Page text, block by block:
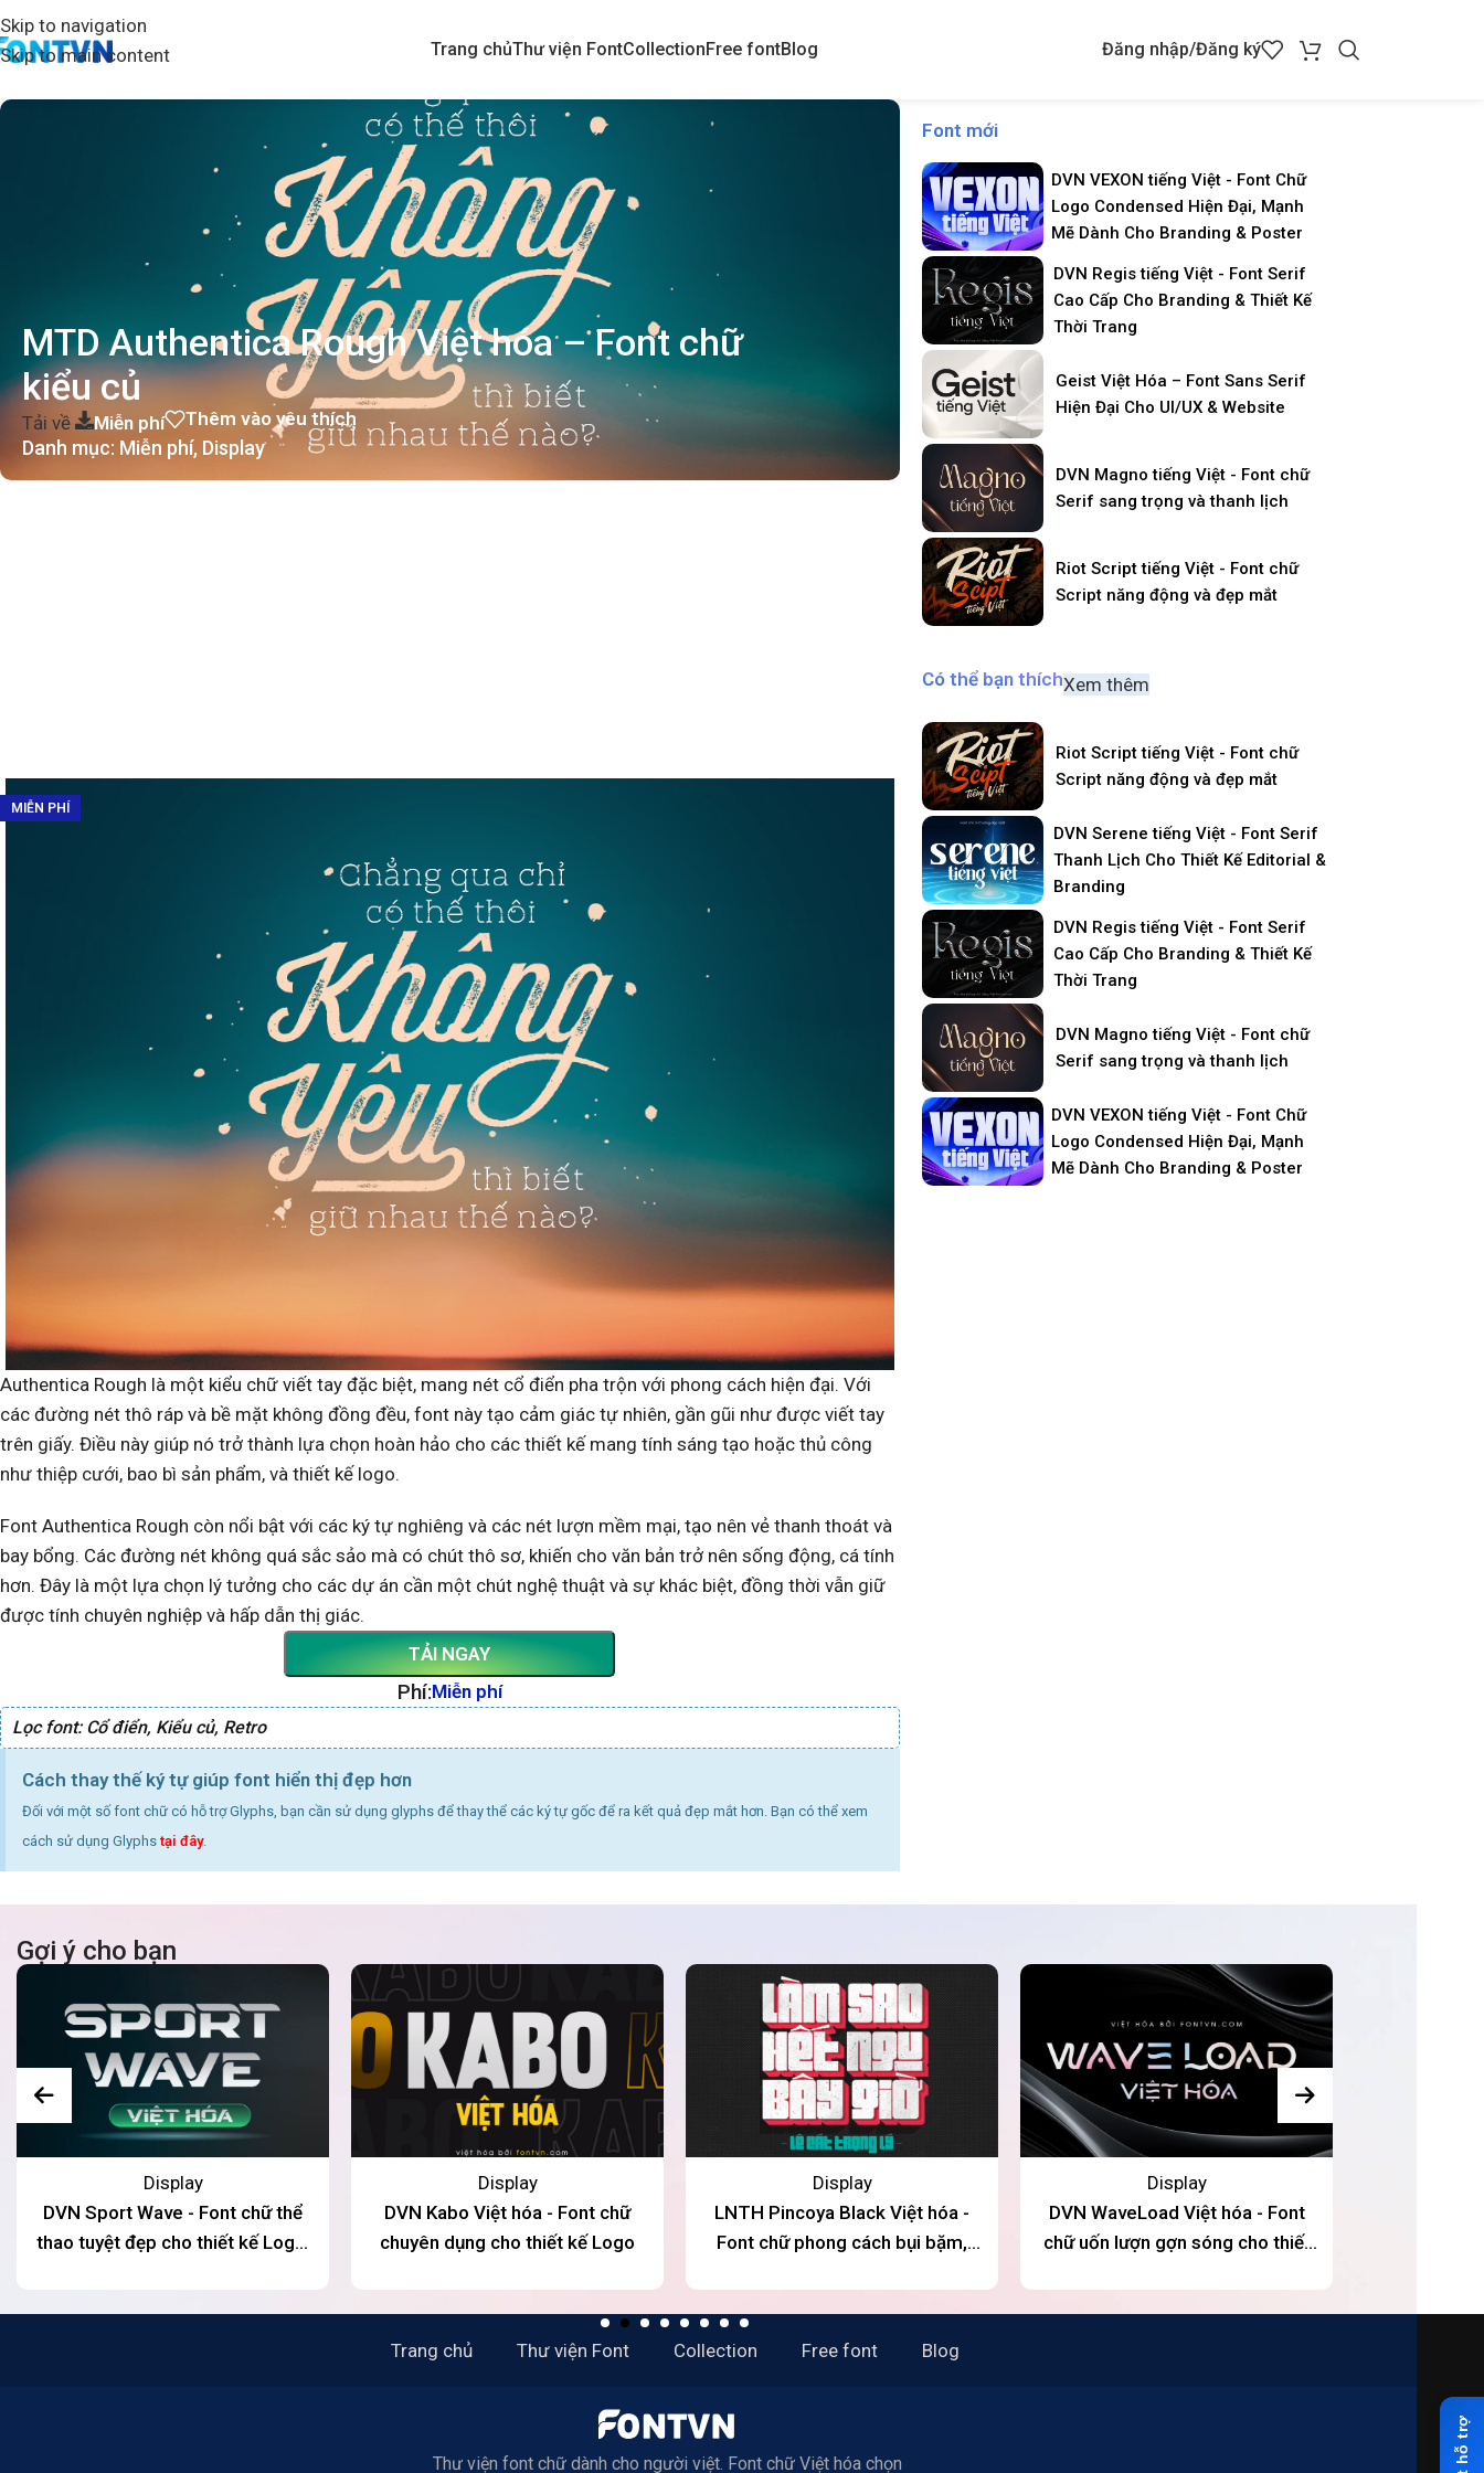
Skip to navigation
Skip to main content
Trang chủThư viện FontCollectionFree fontBlog Đăng nhập/Đăng ký
MTD Authentica Rough Việt hóa – Font chữ
kiểu củ
Tải về Miễn phí Thêm vào yêu thích
Danh mục: Miễn phí, Display
MIỄN PHÍ
Authentica Rough là một kiểu chữ viết tay đặc biệt, mang nét cổ điển pha trộn với phong cách hiện đại. Với
các đường nét thô ráp và bề mặt không đồng đều, font này tạo cảm giác tự nhiên, gần gũi như được viết tay
trên giấy. Điều này giúp nó trở thành lựa chọn hoàn hảo cho các thiết kế mang tính sáng tạo hoặc thủ công
như thiệp cưới, bao bì sản phẩm, và thiết kế logo.
Font Authentica Rough còn nổi bật với các ký tự nghiêng và các nét lượn mềm mại, tạo nên vẻ thanh thoát và
bay bổng. Các đường nét không quá sắc sảo mà có chút thô sơ, khiến cho văn bản trở nên sống động, cá tính
hơn. Đây là một lựa chọn lý tưởng cho các dự án cần một chút nghệ thuật và sự khác biệt, đồng thời vẫn giữ
được tính chuyên nghiệp và hấp dẫn thị giác.
TẢI NGAY
Phí:Miễn phí
Lọc font: Cổ điển, Kiểu củ, Retro
Cách thay thế ký tự giúp font hiển thị đẹp hơn
Đối với một số font chữ có hỗ trợ Glyphs, bạn cần sử dụng glyphs để thay thể các ký tự gốc để ra kết quả đẹp mắt hơn. Bạn có thể xem
cách sử dụng Glyphs tại đây.
Font mới
DVN VEXON tiếng Việt - Font Chữ
Logo Condensed Hiện Đại, Mạnh
Mẽ Dành Cho Branding & Poster
DVN Regis tiếng Việt - Font Serif
Cao Cấp Cho Branding & Thiết Kế
Thời Trang
Geist Việt Hóa – Font Sans Serif
Hiện Đại Cho UI/UX & Website
DVN Magno tiếng Việt - Font chữ
Serif sang trọng và thanh lịch
Riot Script tiếng Việt - Font chữ
Script năng động và đẹp mắt
Có thể bạn thíchXem thêm
Riot Script tiếng Việt - Font chữ
Script năng động và đẹp mắt
DVN Serene tiếng Việt - Font Serif
Thanh Lịch Cho Thiết Kế Editorial &
Branding
DVN Regis tiếng Việt - Font Serif
Cao Cấp Cho Branding & Thiết Kế
Thời Trang
DVN Magno tiếng Việt - Font chữ
Serif sang trọng và thanh lịch
DVN VEXON tiếng Việt - Font Chữ
Logo Condensed Hiện Đại, Mạnh
Mẽ Dành Cho Branding & Poster
Gợi ý cho bạn
Display
DVN Sport Wave - Font chữ thể
thao tuyệt đẹp cho thiết kế Logo,
Display
DVN Kabo Việt hóa - Font chữ
chuyên dụng cho thiết kế Logo
Display
LNTH Pincoya Black Việt hóa -
Font chữ phong cách bụi bặm,
Display
DVN WaveLoad Việt hóa - Font
chữ uốn lượn gợn sóng cho thiết
Trang chủ Thư viện Font Collection Free font Blog
Thư viện font chữ dành cho người việt. Font chữ Việt hóa chọn